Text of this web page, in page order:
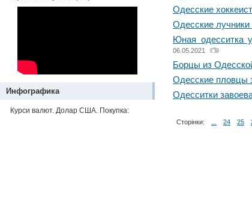
Инфографика
Курси валют. Долар США. Покупка:
Одесские
Одесские
Юная одесситка
06.05.2021
Борцы из
Одесские пловцы
Одесситки
Сторінки: 24 25